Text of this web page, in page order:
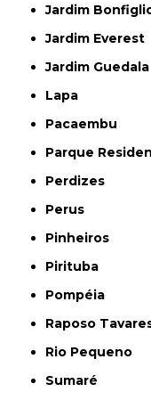
Jardim
Jardim Everest
Jardim Guedala
Lapa
Pacaembu
Parque
Perdizes
Perus
Pinheiros
Pirituba
Pompéia
Raposo
Rio Pequeno
Sumaré